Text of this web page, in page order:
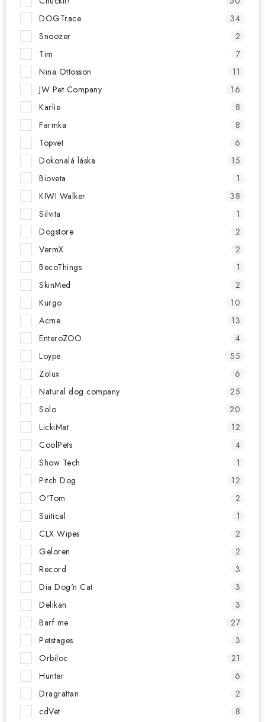
DOGTrace
34
Snoozer
2
Tim
7
Nina Ottosson
11
JW Pet Company
16
Karlie
8
Farmka
8
Topvet
6
Dokonalá láska
15
Bioveta
1
KIWI Walker
38
Silvita
1
Dogstore
2
VermX
2
BecoThings
1
SkinMed
2
Kurgo
10
Acme
13
EnteroZOO
4
Loype
55
Zolux
6
Natural dog company
25
Solo
20
LickiMat
12
CoolPets
4
Show Tech
1
Pitch Dog
12
O'Tom
2
Suitical
1
CLX Wipes
2
Geloren
2
Record
3
Dia Dog'n Cat
3
Delikan
3
Barf me
27
Petstages
3
Orbiloc
21
Hunter
6
Dragrattan
2
cdVet
8